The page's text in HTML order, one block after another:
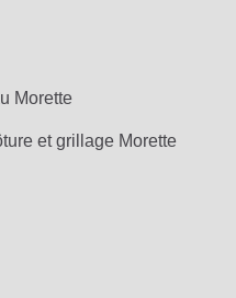
Morette
et grillage Morette